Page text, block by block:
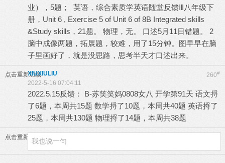
业），5题； 英语，综合素质学英语随堂反馈Ⅲ八年级下
册，Unit 6 , Exercise 5 of Unit 6 of 8B Integrated skills
&Study skills，21题。 物理，无。 口述5月11日错题。 2
脑中成像两题，拓展题，较难，用了15分钟。图早早在脑
子里画好了，就是没思路，思考半天才口述出来。
点击重新加载 260#
XIUXIULIU
2022-5-16 07:04:11
2022.5.15反馈： B-苏笑笑妈0808女八 开学第91天 语文捋
了6题，本周共15题 数学捋了10题，本周共40题 英语捋了
25题，本周共130题 物理捋了14题，本周共38题
点击重新加载